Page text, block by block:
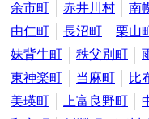
余市町
赤井川村 南
由仁町
長沼町 栗山
妹背牛町
秩父別町
東神楽町
当麻町 比
美瑛町
上富良野町